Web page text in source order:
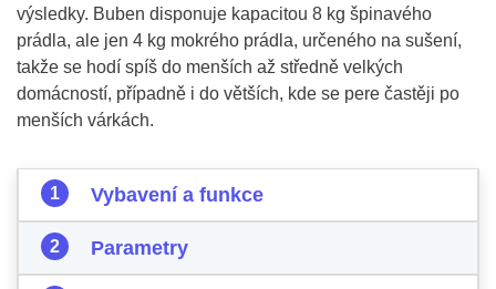
výsledky. Buben disponuje kapacitou 8 kg špinavého
prádla, ale jen 4 kg mokrého prádla, určeného na sušení,
takže se hodí spíš do menších až středně velkých
domácností, případně i do větších, kde se pere častěji po
menších várkách.
Vybavení a funkce
Parametry